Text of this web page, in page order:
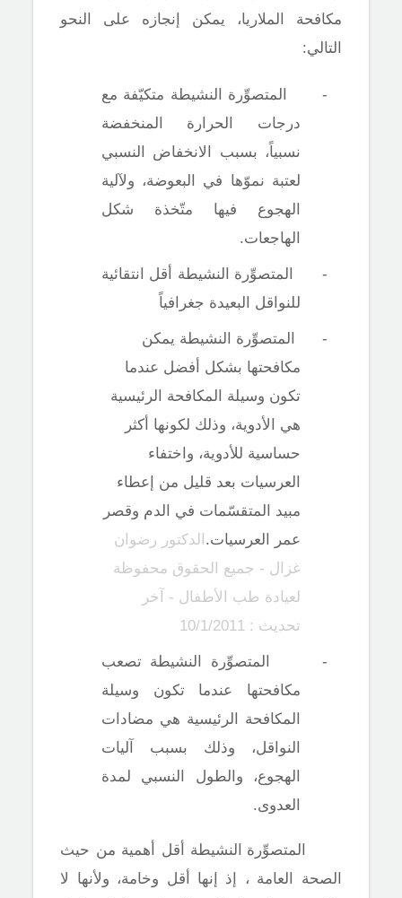
مكافحة الملاريا، يمكن إنجازه على النحو
التالي:
-
المتصوِّرة النشيطة متكيّفة مع
درجات الحرارة المنخفضة
نسبياً، بسبب الانخفاض النسبي
لعتبة نموّها في البعوضة، ولآلية
الهجوع فيها متّخذة شكل
الهاجعات.
-
المتصوِّرة النشيطة أقل انتقائية
للنواقل البعيدة جغرافياً
-
المتصوِّرة النشيطة يمكن
مكافحتها بشكل أفضل عندما
تكون وسيلة المكافحة الرئيسية
هي الأدوية، وذلك لكونها أكثر
حساسية للأدوية، واختفاء
العرسيات بعد قليل من إعطاء
مبيد المتقسّمات في الدم وقصر
عمر العرسيات.الدكتور رضوان
غزال - جميع الحقوق محفوظة
لعيادة طب الأطفال - آخر
تحديث : 10/1/2011
-
المتصوِّرة النشيطة تصعب
مكافحتها عندما تكون وسيلة
المكافحة الرئيسية هي مضادات
النواقل، وذلك بسبب آليات
الهجوع، والطول النسبي لمدة
العدوى.
المتصوِّرة النشيطة أقل أهمية من حيث
الصحة العامة ، إذ إنها أقل وخامة، ولأنها لا